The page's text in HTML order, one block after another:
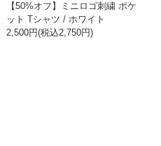
【50%オフ】ミニロゴ刺繍 ポケ
ット Tシャツ / ホワイト
2,500円(税込2,750円)